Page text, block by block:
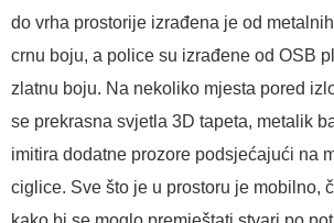
do vrha prostorije izrađena je od
crnu boju, a police su izrađene od OSB
zlatnu boju. Na nekoliko mjesta pored
se prekrasna svjetla 3D tapeta, metalik
imitira dodatne prozore podsjećajući na
ciglice. Sve što je u prostoru je mobilno,